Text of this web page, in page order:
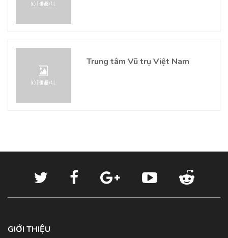
Trung tâm Vũ trụ Việt Nam
GIỚI THIỆU